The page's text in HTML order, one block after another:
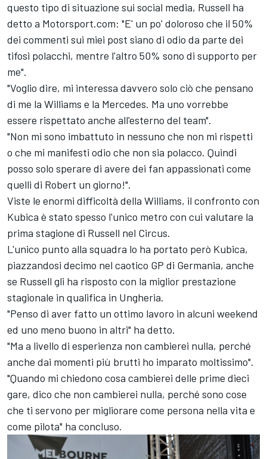
questo tipo di situazione sui social media, Russell ha
detto a Motorsport.com: "E' un po' doloroso che il 50%
dei commenti sui miei post siano di odio da parte dei
tifosi polacchi, mentre l'altro 50% sono di supporto per
me".
"Voglio dire, mi interessa davvero solo ciò che pensano
di me la Williams e la Mercedes. Ma uno vorrebbe
essere rispettato anche all'esterno del team".
"Non mi sono imbattuto in nessuno che non mi rispetti
o che mi manifesti odio che non sia polacco. Quindi
posso solo sperare di avere dei fan appassionati come
quelli di Robert un giorno!".
Viste le enormi difficoltà della Williams, il confronto con
Kubica è stato spesso l'unico metro con cui valutare la
prima stagione di Russell nel Circus.
L'unico punto alla squadra lo ha portato però Kubica,
piazzandosi decimo nel caotico GP di Germania, anche
se Russell gli ha risposto con la miglior prestazione
stagionale in qualifica in Ungheria.
"Penso di aver fatto un ottimo lavoro in alcuni weekend
ed uno meno buono in altri" ha detto.
"Ma a livello di esperienza non cambierei nulla, perché
anche dai momenti più brutti ho imparato moltissimo".
"Quando mi chiedono cosa cambierei delle prime dieci
gare, dico che non cambierei nulla, perché sono cose
che ti servono per migliorare come persona nella vita e
come pilota" ha concluso.